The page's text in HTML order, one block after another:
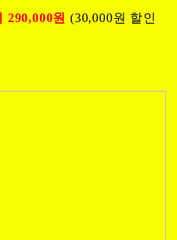
290,000원 (30,000원 할인